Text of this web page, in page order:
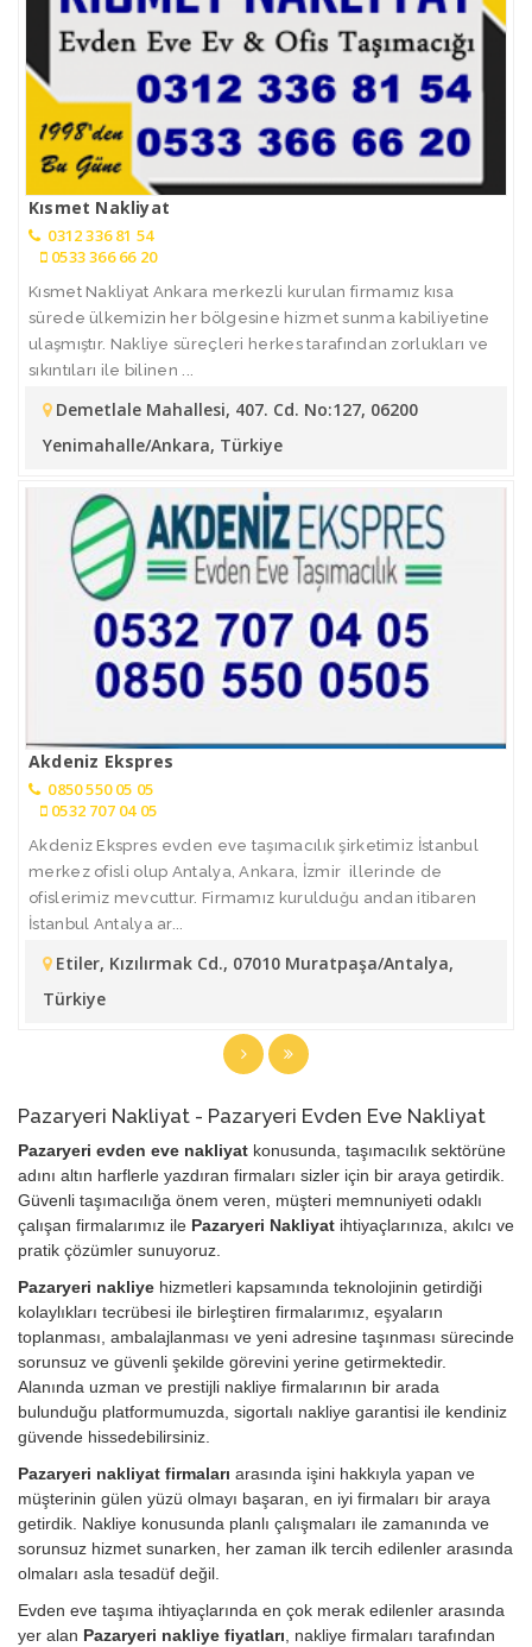
Kısmet Nakliyat
0312 336 81 54
0533 366 66 20
Kısmet Nakliyat Ankara merkezli kurulan firmamız kısa
sürede ülkemizin her bölgesine hizmet sunma kabiliyetine
ulaşmıştır. Nakliye süreçleri herkes tarafından zorlukları ve
sıkıntıları ile bilinen ...
Demetlale Mahallesi, 407. Cd. No:127, 06200
Yenimahalle/Ankara, Türkiye
Akdeniz Ekspres
0850 550 05 05
0532 707 04 05
Akdeniz Ekspres evden eve taşımacılık şirketimiz İstanbul
merkez ofisli olup Antalya, Ankara, İzmir illerinde de
ofislerimiz mevcuttur. Firmamız kurulduğu andan itibaren
İstanbul Antalya ar...
Etiler, Kızılırmak Cd., 07010 Muratpaşa/Antalya,
Türkiye
Pazaryeri Nakliyat - Pazaryeri Evden Eve Nakliyat
Pazaryeri evden eve nakliyat konusunda, taşımacılık sektörüne
adını altın harflerle yazdıran firmaları sizler için bir araya getirdik.
Güvenli taşımacılığa önem veren, müşteri memnuniyeti odaklı
çalışan firmalarımız ile Pazaryeri Nakliyat ihtiyaçlarınıza, akılcı ve
pratik çözümler sunuyoruz.
Pazaryeri nakliye hizmetleri kapsamında teknolojinin getirdiği
kolaylıkları tecrübesi ile birleştiren firmalarımız, eşyaların
toplanması, ambalajlanması ve yeni adresine taşınması sürecinde
sorunsuz ve güvenli şekilde görevini yerine getirmektedir.
Alanında uzman ve prestijli nakliye firmalarının bir arada
bulunduğu platformumuzda, sigortalı nakliye garantisi ile kendiniz
güvende hissedebilirsiniz.
Pazaryeri nakliyat firmaları arasında işini hakkıyla yapan ve
müşterinin gülen yüzü olmayı başaran, en iyi firmaları bir araya
getirdik. Nakliye konusunda planlı çalışmaları ile zamanında ve
sorunsuz hizmet sunarken, her zaman ilk tercih edilenler arasında
olmaları asla tesadüf değil.
Evden eve taşıma ihtiyaçlarında en çok merak edilenler arasında
yer alan Pazaryeri nakliye fiyatları , nakliye firmaları tarafından